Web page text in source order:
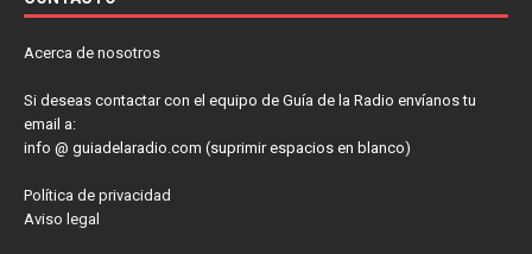
Acerca de nosotros
Si deseas contactar con el equipo de Guía de la Radio envíanos tu
email a:
info @ guiadelaradio.com (suprimir espacios en blanco)
Política de privacidad
Aviso legal